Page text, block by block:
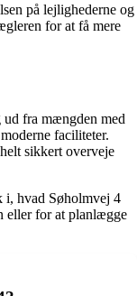
på lejlighederne og
for at få mere
fra mængden med
faciliteter.
sikkert overveje
i, hvad Søholmvej 4
eller for at planlægge